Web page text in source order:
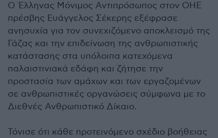
Ο Έλληνας Μόνιμος Αντιπρόσωπος στον ΟΗΕ
πρέσβης Ευάγγελος Σέκερης εξέφρασε
ανησυχία για τον συνεχιζόμενο αποκλεισμό της
Γάζας και την επιδείνωση της ανθρωπιστικής
κατάστασης στα υπόλοιπα κατεχόμενα
παλαιστινιακά εδάφη και ζήτησε την
προστασία των αμάχων και των εργαζομένων
σε ανθρωπιστικές οργανώσεις σύμφωνα με το
Διεθνές Ανθρωπιστικό Δίκαιο.
Τόνισε ότι κάθε προτεινόμενο σχέδιο βοήθειας